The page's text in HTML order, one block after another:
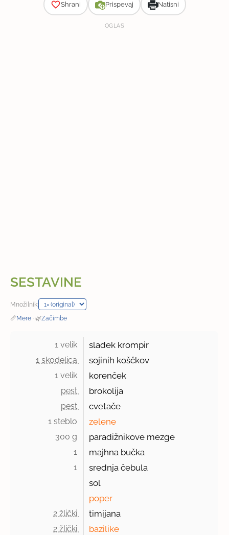
Shrani Prispevaj Natisni
OGLAS
SESTAVINE
Množilnik:
📏Mere · 🌿Začimbe
1 velik sladek krompir
1 skodelica sojinih koščkov
1 velik korenček
pest brokolija
pest cvetače
1 steblo zelene
300 g paradižnikove mezge
1 majhna bučka
1
srednja čebula
sol
poper
2 žlički timijana
2 žlički bazilike